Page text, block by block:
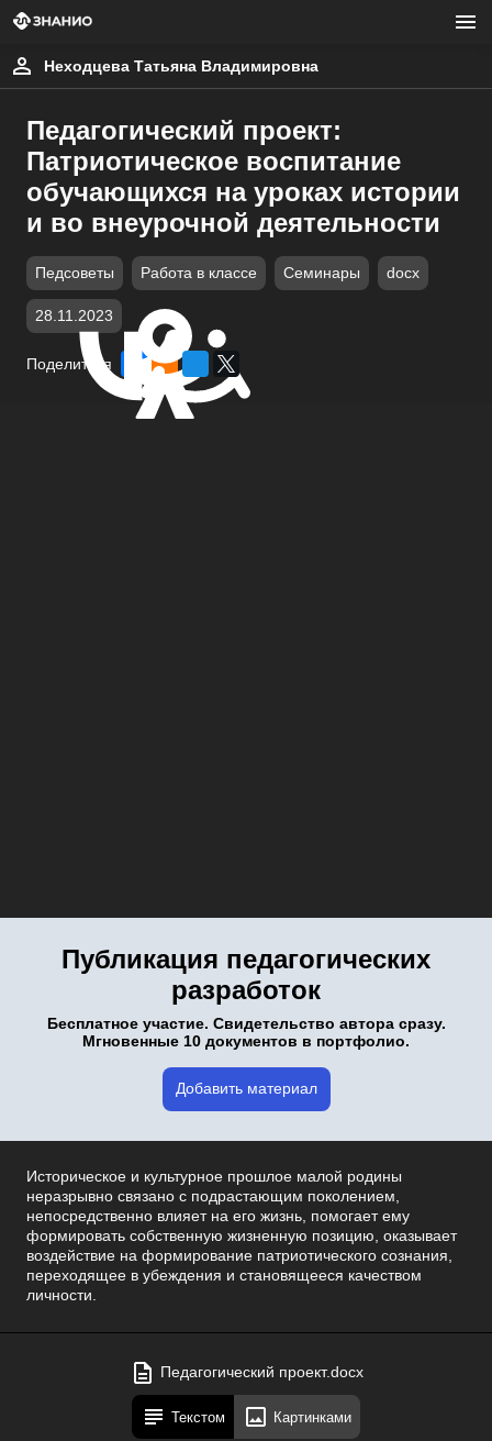
Неходцева Татьяна Владимировна
Педагогический проект:
Патриотическое воспитание
обучающихся на уроках истории
и во внеурочной деятельности
Педсоветы Работа в классе Семинары docx
28.11.2023
Поделиться
Публикация педагогических
разработок
Бесплатное участие. Свидетельство автора сразу.
Мгновенные 10 документов в портфолио.
Добавить материал
Историческое и культурное прошлое малой родины
неразрывно связано с подрастающим поколением,
непосредственно влияет на его жизнь, помогает ему
формировать собственную жизненную позицию, оказывает
воздействие на формирование патриотического сознания,
переходящее в убеждения и становящееся качеством
личности.
Педагогический проект.docx
Текстом Картинками